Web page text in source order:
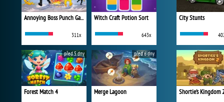
Annoying Boss Punch Game
311x
Witch Craft Potion Sort
643x
Forest Match 4
před 5 dny
Merge Lagoon
před 6 dny
City Stunts
Shortie's Kingdom